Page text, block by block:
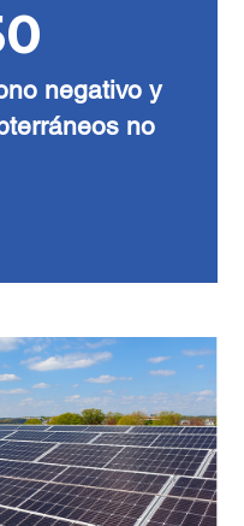
negativo y
no